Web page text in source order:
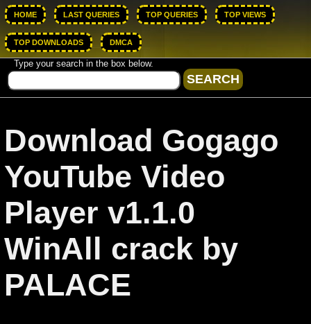
HOME LAST QUERIES TOP QUERIES TOP VIEWS
TOP DOWNLOADS DMCA
Type your search in the box below.
Download Gogago
YouTube Video
Player v1.1.0
WinAll crack by
PALACE